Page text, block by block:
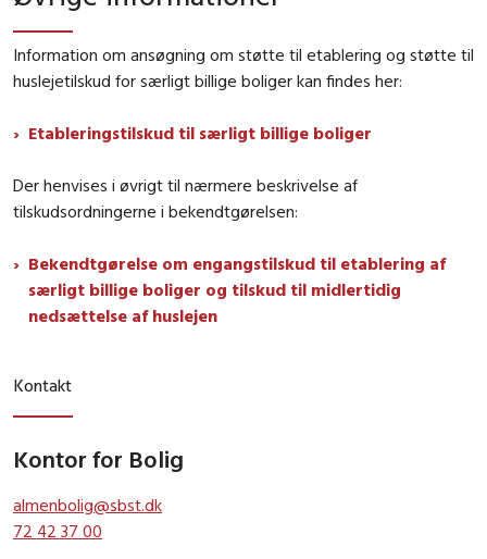
Information om ansøgning om støtte til etablering og støtte til
huslejetilskud for særligt billige boliger kan findes her:
Etableringstilskud til særligt billige boliger
Der henvises i øvrigt til nærmere beskrivelse af
tilskudsordningerne i bekendtgørelsen:
Bekendtgørelse om engangstilskud til etablering af
særligt billige boliger og tilskud til midlertidig
nedsættelse af huslejen
Kontakt
Kontor for Bolig
almenbolig@sbst.dk
72 42 37 00